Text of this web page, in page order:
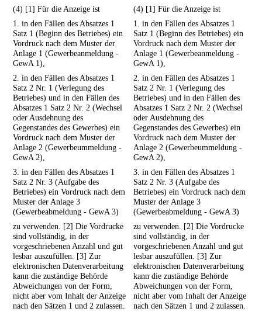
(4) [1] Für die Anzeige ist
(4) [1] Für die Anzeige ist
1. in den Fällen des Absatzes 1
Satz 1 (Beginn des Betriebes) ein
Vordruck nach dem Muster der
Anlage 1 (Gewerbeanmeldung -
GewA 1),
1. in den Fällen des Absatzes 1
Satz 1 (Beginn des Betriebes) ein
Vordruck nach dem Muster der
Anlage 1 (Gewerbeanmeldung -
GewA 1),
2. in den Fällen des Absatzes 1
Satz 2 Nr. 1 (Verlegung des
Betriebes) und in den Fällen des
Absatzes 1 Satz 2 Nr. 2 (Wechsel
oder Ausdehnung des
Gegenstandes des Gewerbes) ein
Vordruck nach dem Muster der
Anlage 2 (Gewerbeummeldung -
GewA 2),
2. in den Fällen des Absatzes 1
Satz 2 Nr. 1 (Verlegung des
Betriebes) und in den Fällen des
Absatzes 1 Satz 2 Nr. 2 (Wechsel
oder Ausdehnung des
Gegenstandes des Gewerbes) ein
Vordruck nach dem Muster der
Anlage 2 (Gewerbeummeldung -
GewA 2),
3. in den Fällen des Absatzes 1
Satz 2 Nr. 3 (Aufgabe des
Betriebes) ein Vordruck nach dem
Muster der Anlage 3
(Gewerbeabmeldung - GewA 3)
3. in den Fällen des Absatzes 1
Satz 2 Nr. 3 (Aufgabe des
Betriebes) ein Vordruck nach dem
Muster der Anlage 3
(Gewerbeabmeldung - GewA 3)
zu verwenden. [2] Die Vordrucke
sind vollständig, in der
vorgeschriebenen Anzahl und gut
lesbar auszufüllen. [3] Zur
elektronischen Datenverarbeitung
kann die zuständige Behörde
Abweichungen von der Form,
nicht aber vom Inhalt der Anzeige
nach den Sätzen 1 und 2 zulassen.
zu verwenden. [2] Die Vordrucke
sind vollständig, in der
vorgeschriebenen Anzahl und gut
lesbar auszufüllen. [3] Zur
elektronischen Datenverarbeitung
kann die zuständige Behörde
Abweichungen von der Form,
nicht aber vom Inhalt der Anzeige
nach den Sätzen 1 und 2 zulassen.